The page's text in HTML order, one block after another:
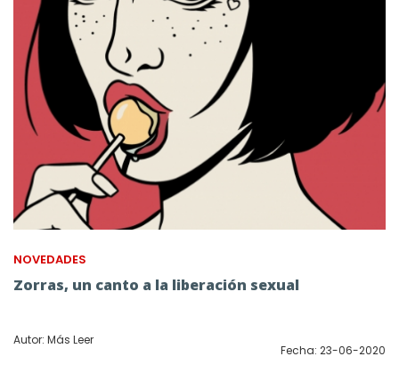
NOVEDADES
Zorras, un canto a la liberación sexual
Autor: Más Leer
Fecha: 23-06-2020